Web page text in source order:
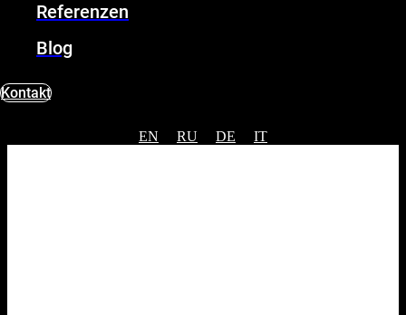
Referenzen
Blog
Kontakt
EN RU DE IT